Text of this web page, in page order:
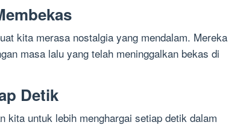
kita merasa nostalgia yang mendalam. Mereka
masa lalu yang telah meninggalkan bekas di
Detik
kita untuk lebih menghargai setiap detik dalam